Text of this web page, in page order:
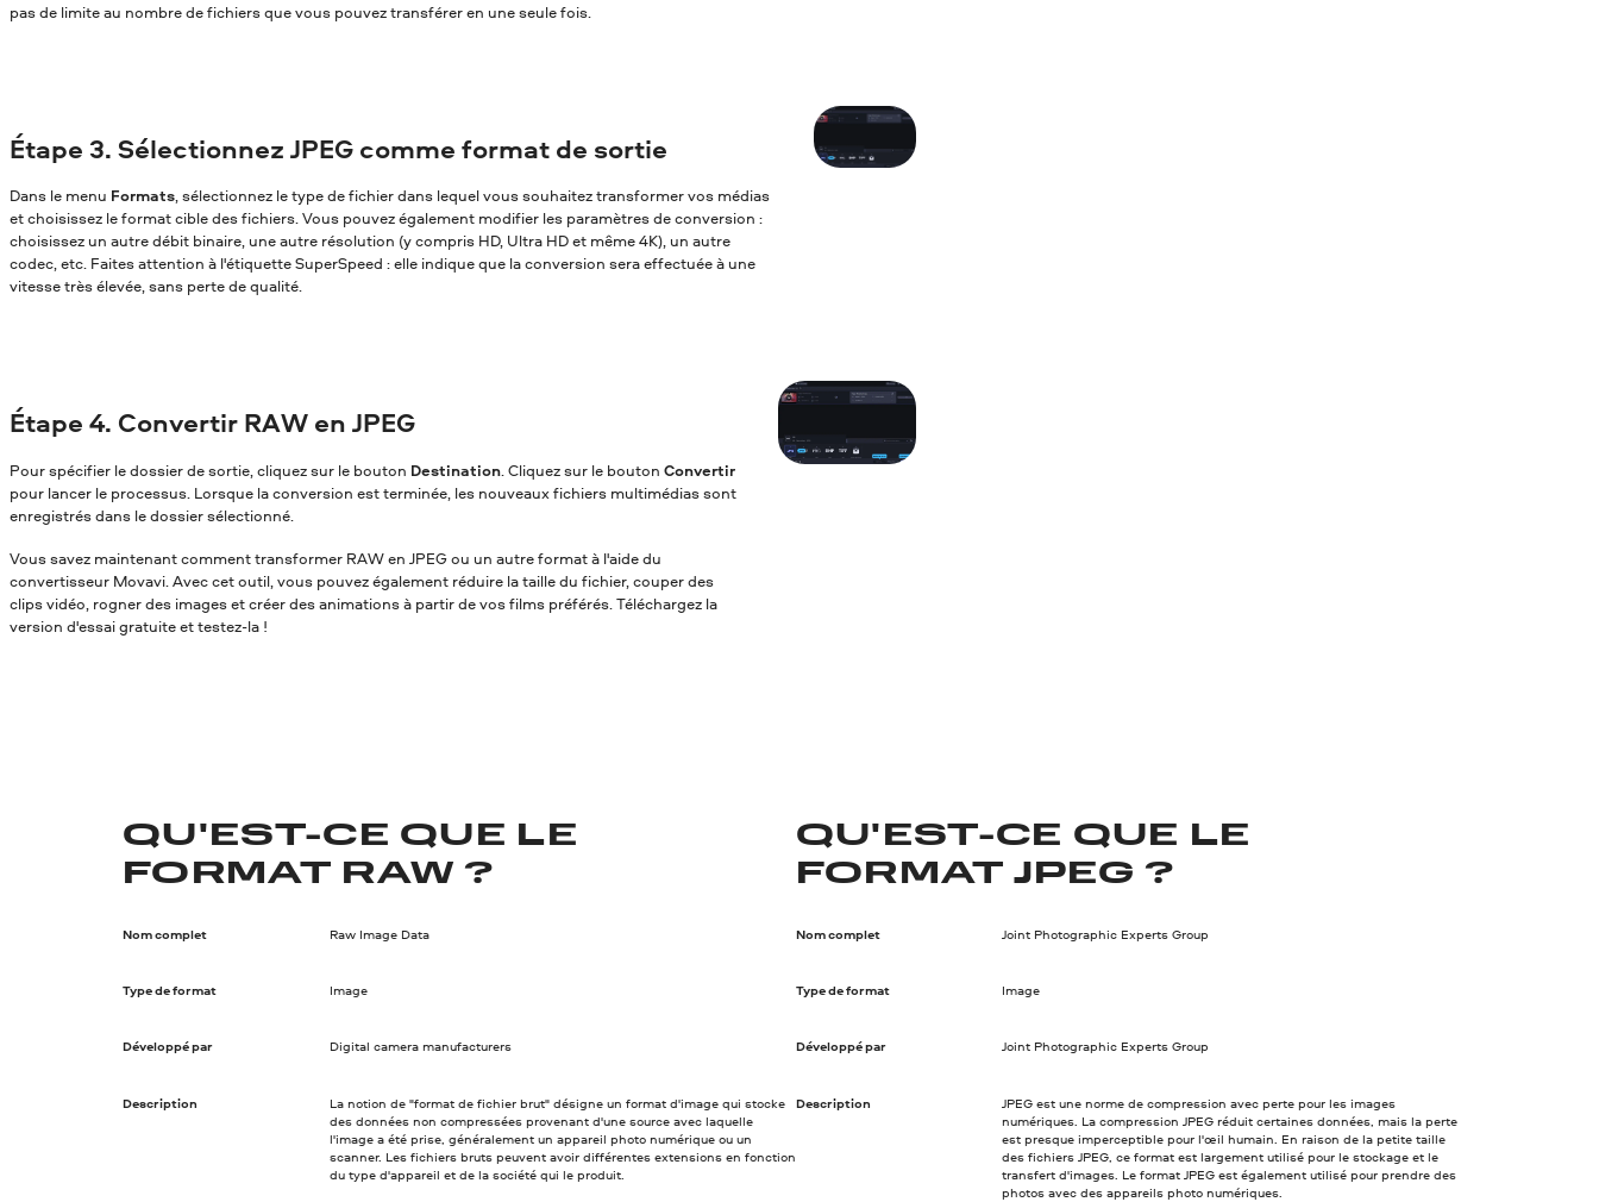
pas de limite au nombre de fichiers que vous pouvez transférer en une seule fois.
Étape 3. Sélectionnez JPEG comme format de sortie
Dans le menu Formats, sélectionnez le type de fichier dans lequel vous souhaitez transformer vos médias
et choisissez le format cible des fichiers. Vous pouvez également modifier les paramètres de conversion :
choisissez un autre débit binaire, une autre résolution (y compris HD, Ultra HD et même 4K), un autre
codec, etc. Faites attention à l'étiquette SuperSpeed : elle indique que la conversion sera effectuée à une
vitesse très élevée, sans perte de qualité.
Étape 4. Convertir RAW en JPEG
Pour spécifier le dossier de sortie, cliquez sur le bouton Destination. Cliquez sur le bouton Convertir
pour lancer le processus. Lorsque la conversion est terminée, les nouveaux fichiers multimédias sont
enregistrés dans le dossier sélectionné.
Vous savez maintenant comment transformer RAW en JPEGou un autre format à l'aide du
convertisseur Movavi. Avec cet outil, vous pouvez également réduire la taille du fichier, couper des
clips vidéo, rogner des images et créer des animations à partir de vos films préférés. Téléchargez la
version d'essai gratuite et testez-la !
QU'EST-CE QUE LE
FORMAT RAW ?
Nom complet Raw Image Data
Type de format Image
Développé par Digital camera manufacturers
Description
La notion de "format de fichier brut" désigne un format d'image qui stocke
des données non compressées provenant d'une source avec laquelle
l'image a été prise, généralement un appareil photo numérique ou un
scanner. Les fichiers bruts peuvent avoir différentes extensions en fonction
du type d'appareil et de la société qui le produit.
QU'EST-CE QUE LE
FORMAT JPEG ?
Nom complet Joint Photographic Experts Group
Type de format Image
Développé par Joint Photographic Experts Group
Description
JPEG est une norme de compression avec perte pour les images
numériques. La compression JPEG réduit certaines données, mais la perte
est presque imperceptible pour l'œil humain. En raison de la petite taille
des fichiers JPEG, ce format est largement utilisé pour le stockage et le
transfert d'images. Le format JPEG est également utilisé pour prendre des
photos avec des appareils photo numériques.